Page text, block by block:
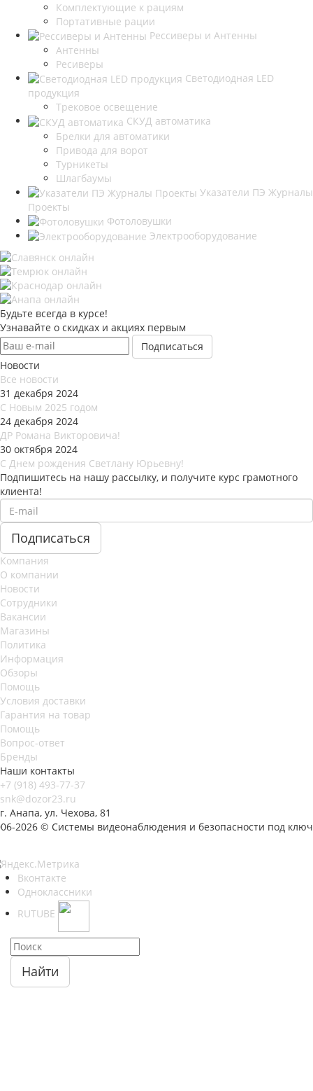
Комплектующие к рациям
Портативные рации
Рессиверы и Антенны
Антенны
Ресиверы
Светодиодная LED
продукция
Трековое освещение
СКУД автоматика
Брелки для автоматики
Привода для ворот
Турникеты
Шлагбаумы
Указатели ПЭ Журналы
Проекты
Фотоловушки
Электрооборудование
Будьте всегда в курсе!
Узнавайте о скидках и акциях первым
Новости
Все новости
31 декабря 2024
С Новым 2025 годом
24 декабря 2024
ДР Романа Викторовича!
30 октября 2024
С Днем рождения Светлану Юрьевну!
Подпишитесь на нашу рассылку, и получите курс грамотного
клиента!
Компания
О компании
Новости
Сотрудники
Вакансии
Магазины
Политика
Информация
Обзоры
Помощь
Условия доставки
Гарантия на товар
Помощь
Вопрос-ответ
Бренды
Наши контакты
+7 (918) 493-77-37
snk@dozor23.ru
г. Анапа, ул. Чехова, 81
2026 © Системы видеонаблюдения и безопасности под ключ
Вконтакте
Одноклассники
RUTUBE
Найти